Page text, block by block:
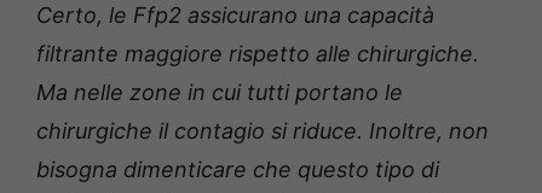
Certo, le Ffp2 assicurano una capacità
filtrante maggiore rispetto alle chirurgiche.
Ma nelle zone in cui tutti portano le
chirurgiche il contagio si riduce. Inoltre, non
bisogna dimenticare che questo tipo di